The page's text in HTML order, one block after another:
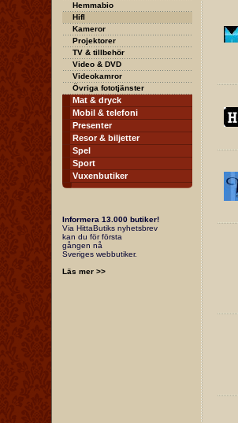
Hemmabio
HifI
Kameror
Projektorer
TV & tillbehör
Video & DVD
Videokamror
Övriga fototjänster
Mat & dryck
Mobil & telefoni
Presenter
Resor & biljetter
Spel
Sport
Vuxenbutiker
Informera 13.000 butiker!
Via HittaButiks nyhetsbrev
kan du för första
gången nå
Sveriges webbutiker.
Läs mer >>